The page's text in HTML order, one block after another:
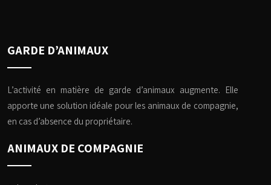
GARDE D’ANIMAUX
L’activité en matière de garde d’animaux augmente. Elle
apporte une solution idéale pour les animaux de compagnie,
en cas d’absence du propriétaire.
ANIMAUX DE COMPAGNIE